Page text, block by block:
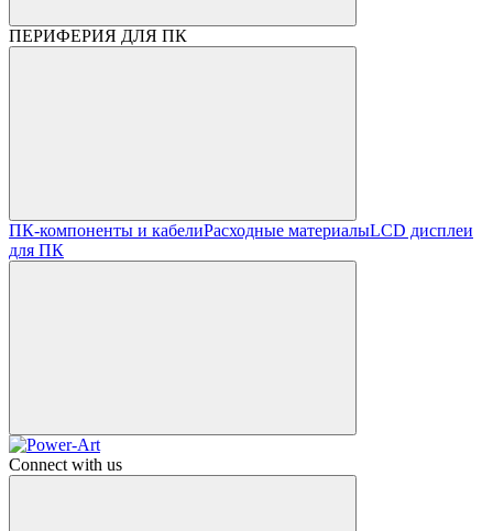
ПЕРИФЕРИЯ ДЛЯ ПК
ПК-компоненты и кабелиРасходные материалыLCD дисплеи
для ПК
Connect with us